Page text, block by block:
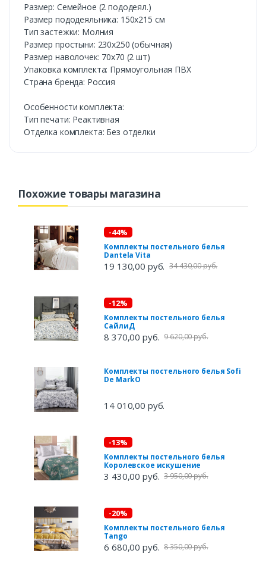
Размер: Семейное (2 пододеял.)
Размер пододеяльника: 150х215 см
Тип застежки: Молния
Размер простыни: 230х250 (обычная)
Размер наволочек: 70х70 (2 шт)
Упаковка комплекта: Прямоугольная ПВХ
Страна бренда: Россия
Особенности комплекта:
Тип печати: Реактивная
Отделка комплекта: Без отделки
Похожие товары магазина
-44%
Комплекты постельного белья
Dantela Vita
19 130,00 руб. 34 430,00 руб.
-12%
Комплекты постельного белья
СайлиД
8 370,00 руб. 9 620,00 руб.
Комплекты постельного белья Sofi
De MarkO
14 010,00 руб.
-13%
Комплекты постельного белья
Королевское искушение
3 430,00 руб. 3 950,00 руб.
-20%
Комплекты постельного белья
Tango
6 680,00 руб. 8 350,00 руб.